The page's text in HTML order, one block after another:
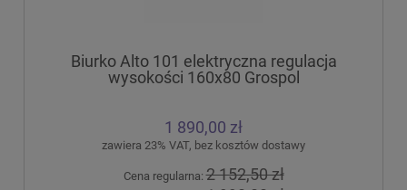
Biurko Alto 101 elektryczna regulacja
wysokości 160x80 Grospol
1 890,00 zł
zawiera 23% VAT, bez kosztów dostawy
Cena regularna:2 152,50 zł